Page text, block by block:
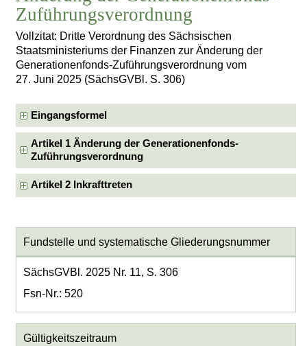
Zuführungsverordnung
Vollzitat: Dritte Verordnung des Sächsischen
Staatsministeriums der Finanzen zur Änderung der
Generationenfonds-Zuführungsverordnung vom
27. Juni 2025 (SächsGVBl. S. 306)
Eingangsformel
Artikel 1 Änderung der Generationenfonds-
Zuführungsverordnung
Artikel 2 Inkrafttreten
Fundstelle und systematische Gliederungsnummer
SächsGVBl. 2025 Nr. 11, S. 306
Fsn-Nr.: 520
Gültigkeitszeitraum